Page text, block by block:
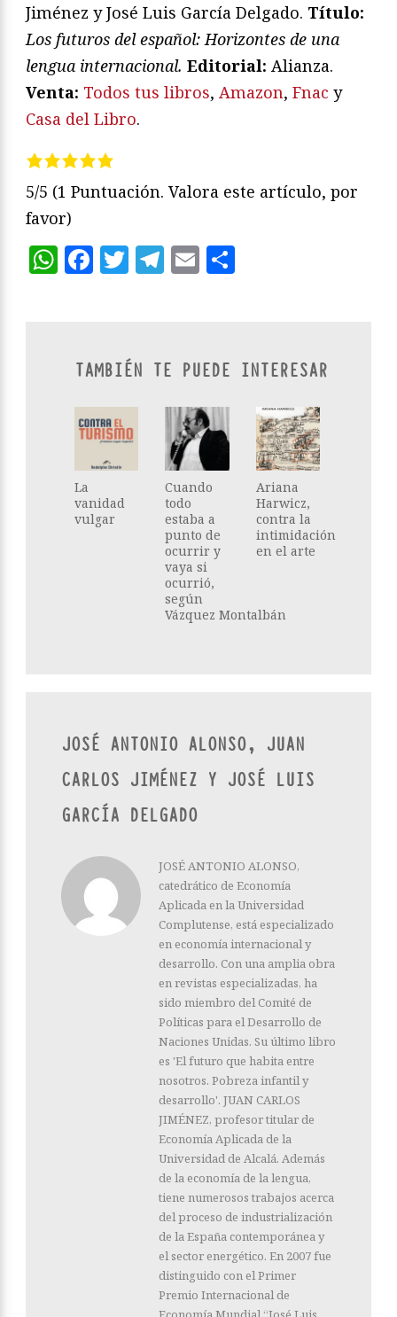
Jiménez y José Luis García Delgado. Título:
Los futuros del español: Horizontes de una
lengua internacional. Editorial: Alianza.
Venta: Todos tus libros, Amazon, Fnac y
Casa del Libro.
5/5 (1 Puntuación. Valora este artículo, por
favor)
WhatsApp
Facebook
Twitter
Telegram
Email
TAMBIÉN TE PUEDE INTERESAR
La
vanidad
vulgar
Cuando
todo
estaba a
punto de
ocurrir y
vaya si
ocurrió,
según
Vázquez Montalbán
Ariana
Harwicz,
contra la
intimidación
en el arte
JOSÉ ANTONIO ALONSO, JUAN
CARLOS JIMÉNEZ Y JOSÉ LUIS
GARCÍA DELGADO
JOSÉ ANTONIO ALONSO,
catedrático de Economía
Aplicada en la Universidad
Complutense, está especializado
en economía internacional y
desarrollo. Con una amplia obra
en revistas especializadas, ha
sido miembro del Comité de
Políticas para el Desarrollo de
Naciones Unidas. Su último libro
es 'El futuro que habita entre
nosotros. Pobreza infantil y
desarrollo'. JUAN CARLOS
JIMÉNEZ, profesor titular de
Economía Aplicada de la
Universidad de Alcalá. Además
de la economía de la lengua,
tiene numerosos trabajos acerca
del proceso de industrialización
de la España contemporánea y
el sector energético. En 2007 fue
distinguido con el Primer
Premio Internacional de